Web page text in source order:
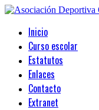
Inicio
Curso escolar
Estatutos
Enlaces
Contacto
Extranet